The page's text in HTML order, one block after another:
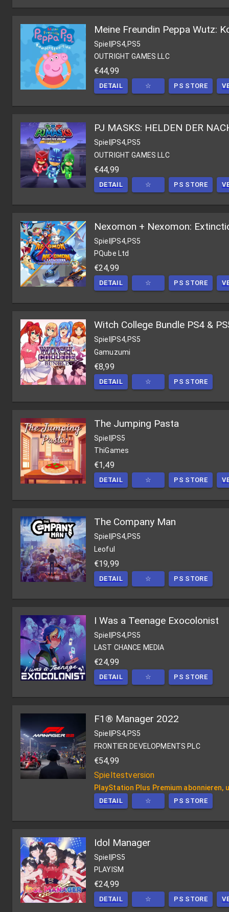
Meine Freundin Peppa Wutz:
Spiel|PS4,PS5
OUTRIGHT GAMES LLC
€44,99
DETAIL ☆ PS STORE
PJ MASKS: HELDEN DER
Spiel
PS4,PS5
OUTRIGHT GAMES LLC
€44,99
DETAIL ☆ PS STORE
Nexomon + Nexomon:
Spiel|PS4,PS5
PQube Ltd
€24,99
DETAIL ☆ PS STORE
Witch College Bundle PS4 &
Spiel
PS4,PS5
Gamuzumi
€8,99
DETAIL ☆ PS STORE
The Jumping Pasta
Spiel|PS5
ThiGames
€1,49
DETAIL ☆ PS STORE
The Company Man
Spiel
PS4,PS5
Leoful
€19,99
DETAIL ☆ PS STORE
I Was a Teenage Exocolonist
Spiel|PS4,PS5
LAST CHANCE MEDIA
€24,99
DETAIL ☆ PS STORE
F1® Manager 2022
Spiel
PS4,PS5
FRONTIER DEVELOPMENTS PLC
€54,99
Spieltestversion
PlayStation Plus Premium abonnieren,
DETAIL ☆ PS STORE
Idol Manager
Spiel|PS5
PLAYISM
€24,99
DETAIL ☆ PS STORE